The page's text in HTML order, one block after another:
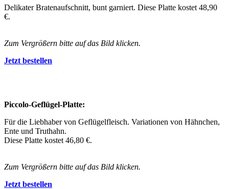
Delikater Bratenaufschnitt, bunt garniert. Diese Platte kostet 48,90
€.
Zum Vergrößern bitte auf das Bild klicken.
Jetzt bestellen
Piccolo-Geflügel-Platte:
Für die Liebhaber von Geflügelfleisch. Variationen von Hähnchen,
Ente und Truthahn.
Diese Platte kostet 46,80 €.
Zum Vergrößern bitte auf das Bild klicken.
Jetzt bestellen